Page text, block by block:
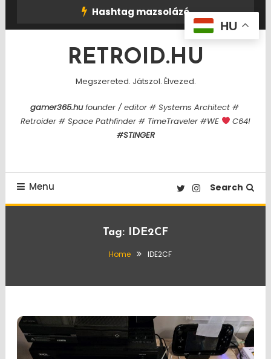
Hashtag mazsolázó
RETROID.HU
Megszereted. Játszol. Élvezed.
gamer365.hufounder / editor # Systems Architect #
Retroider # Space Pathfinder # TimeTraveler #WE
C64!
#STINGER
Menu Search
Tag: IDE2CF
Home IDE2CF
HU